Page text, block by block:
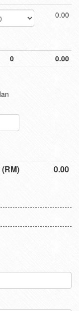
0.00
0 0.00
0.00